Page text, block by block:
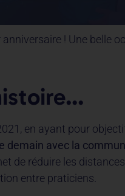
! Une belle
en ayant pour
demain avecla
de réduire les
entre praticiens.